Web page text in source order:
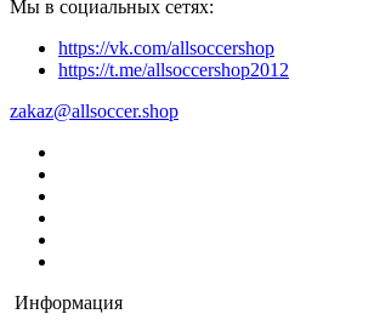
Мы в социальных сетях:
https://vk.com/allsoccershop
https://t.me/allsoccershop2012
zakaz@allsoccer.shop
Информация